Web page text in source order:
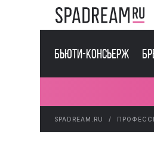
Бьюти-консьерж
SPADREAM.RU